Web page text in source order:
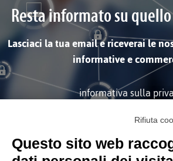
Resta informato su quello
Lasciaci la tua email e riceverai le
informative e
informativa sulla
Rifiuta
Questo sito web